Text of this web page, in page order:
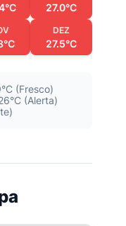
27.0°C
DEZ
27.5°C
(Fresco)
(Alerta)